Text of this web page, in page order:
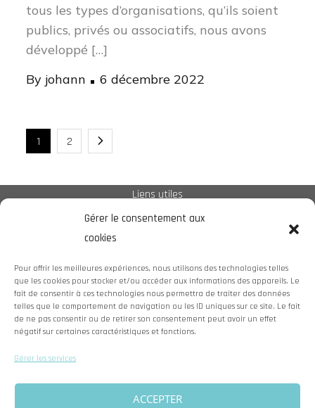
Gérer le consentement aux
cookies
Pour offrir les meilleures expériences, nous utilisons des technologies telles
que les cookies pour stocker et/ou accéder aux informations des appareils. Le
fait de consentir à ces technologies nous permettra de traiter des données
telles que le comportement de navigation ou les ID uniques sur ce site. Le fait
de ne pas consentir ou de retirer son consentement peut avoir un effet
négatif sur certaines caractéristiques et fonctions.
Gérer les services
ACCEPTER
tous les types d’organisations, qu’ils soient
publics, privés ou associatifs, nous avons
développé […]
By johann
Posted
6 décembre 2022
Pagination
des
publications
1 2
Liens utiles
Politique de cookies (UE)
Mentions légales
10 rue de Penthièvre 75008 Paris